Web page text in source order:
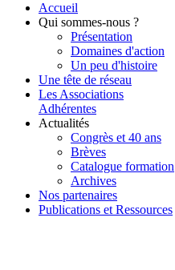
Accueil
Qui sommes-nous ?
Présentation
Domaines d'action
Un peu d'histoire
Une tête de réseau
Les Associations
Adhérentes
Actualités
Congrès et 40 ans
Brèves
Catalogue formation
Archives
Nos partenaires
Publications et Ressources